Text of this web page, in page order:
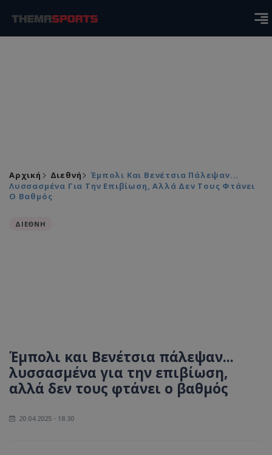
Αρχική Διεθνή
Έμπολι Και Βενέτσια Πάλεψαν...
Λυσσασμένα Για Την Επιβίωση, Αλλά Δεν Τους Φτάνει
Ο Βαθμός
ΔΙΕΘΝΗ
Έμπολι και Βενέτσια πάλεψαν...
λυσσασμένα για την επιβίωση,
αλλά δεν τους φτάνει ο βαθμός
20.04.2025 - 18:30